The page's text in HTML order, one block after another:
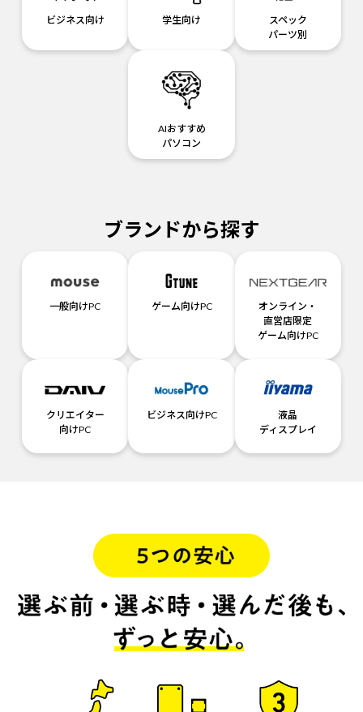
ビジネス向け 学生向け
スペック
パーツ別
AIおすすめ
パソコン
ブランドから探す
一般向けPC ゲーム向けPC
オンライン・
直営店限定
ゲーム向けPC
クリエイター
向けPC
ビジネス向けPC
液晶
ディスプレイ